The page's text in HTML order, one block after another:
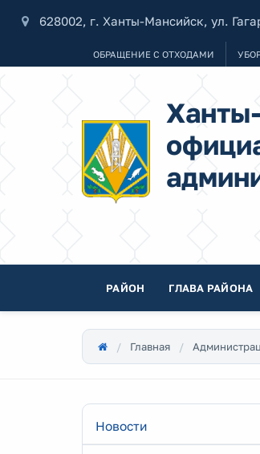
628002, г. Ханты-Мансийск, ул.
ОБРАЩЕНИЕ С ОТХОДАМИ
РАЙОН ГЛАВА РАЙОНА
Главная
Новости